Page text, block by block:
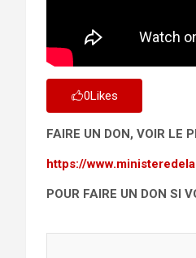
0Likes
FAIRE UN DON, VOIR LE
https://
POUR FAIRE UN DON SI